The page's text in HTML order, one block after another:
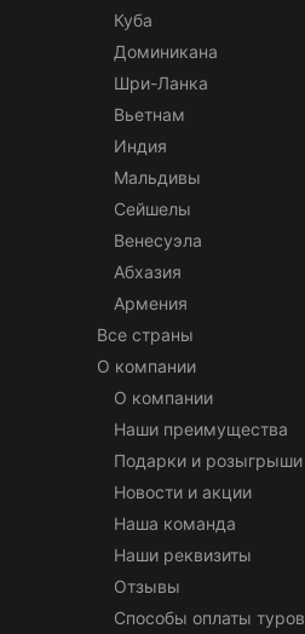
Куба
Доминикана
Шри-Ланка
Вьетнам
Индия
Мальдивы
Сейшелы
Венесуэла
Абхазия
Армения
Все страны
О компании
О компании
Наши преимущества
Подарки и розыгрыши
Новости и акции
Наша команда
Наши реквизиты
Отзывы
Способы оплаты туров